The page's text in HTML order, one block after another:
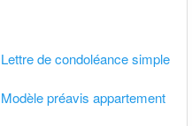
Lettre de condoléance simple
Modèle préavis appartement